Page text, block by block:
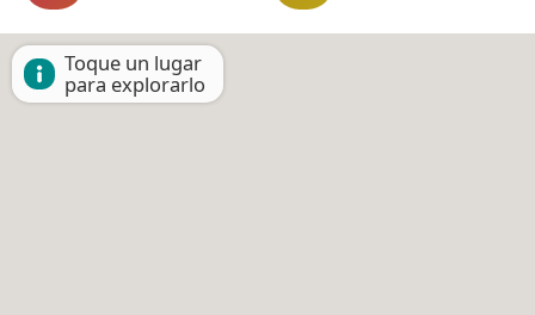
Toque un lugar
para explorarlo